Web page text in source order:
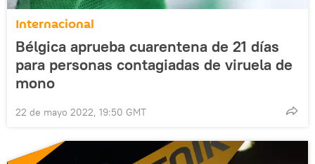
Internacional
Bélgica aprueba cuarentena de 21 días
para personas contagiadas de viruela de
mono
22 de mayo 2022, 19:50 GMT